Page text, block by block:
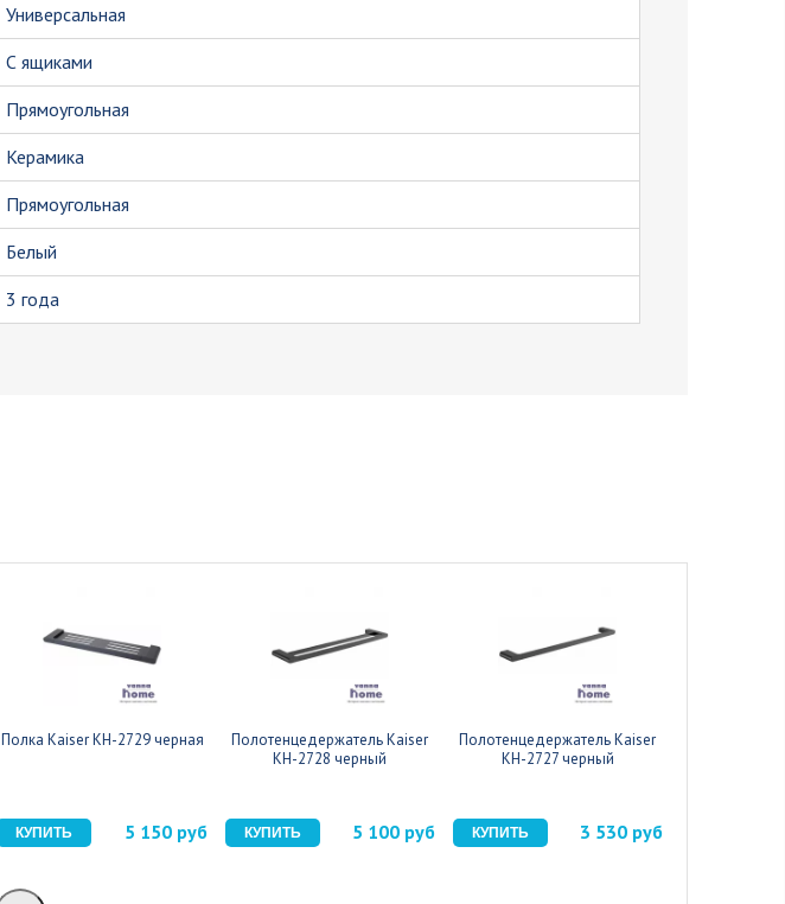
Универсальная
С ящиками
Прямоугольная
Керамика
Прямоугольная
Белый
3 года
Полка Kaiser KH-2729 черная
5 150 руб
Полотенцедержатель Kaiser
KH-2728 черный
5 100 руб
Полотенцедержатель Kaiser
KH-2727 черный
3 530 руб